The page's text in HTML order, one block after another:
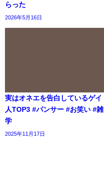
らった
2026年5月16日
実はオネエを告白しているゲイ
人TOP3 #パンサー #お笑い #雑
学
2025年11月17日